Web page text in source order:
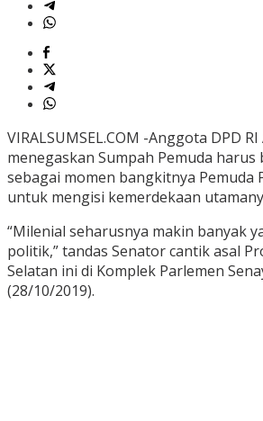
VIRALSUMSEL.COM -Anggota DPD
menegaskan Sumpah Pemuda harus
sebagai momen bangkitnya Pemuda
untuk mengisi kemerdekaan
“Milenial seharusnya makin banyak
politik,” tandas Senator cantik asal
Selatan ini di Komplek Parlemen
(28/10/2019).